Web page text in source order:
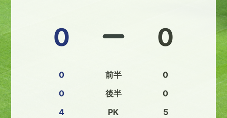
0
0
0
4
前半
後半
PK
0
0
0
5